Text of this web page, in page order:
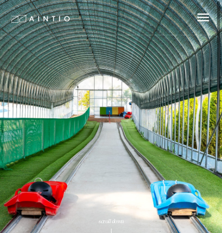
scroll down